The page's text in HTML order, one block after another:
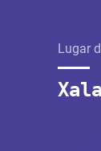
Lugar